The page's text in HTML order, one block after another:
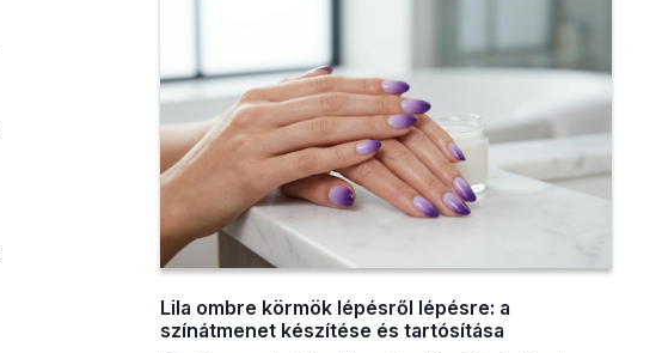
Lila ombre körmök lépésről lépésre: a
színátmenet készítése és tartósítása